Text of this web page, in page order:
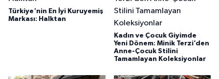
Türkiye'nin En İyi Kuruyemiş
Markası: Halktan
Kadın ve Çocuk Giyimde
Yeni Dönem: Minik Terzi’den
Anne-Çocuk Stilini
Tamamlayan Koleksiyonlar